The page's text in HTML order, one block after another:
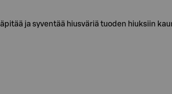
ja syventää hiusväriä tuoden hiuksiin